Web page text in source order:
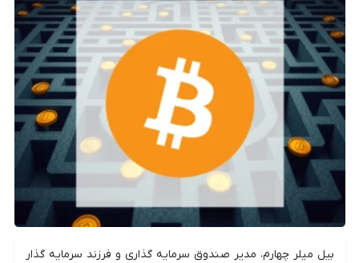
بیل میلر چهارم، مدیر صندوق سرمایه گذاری و فرزند سرمایه گذار